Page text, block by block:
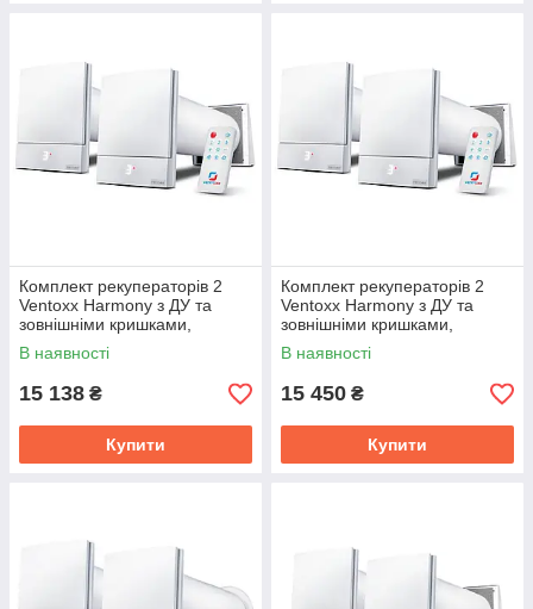
Комплект рекуператорів 2
Ventoxx Harmony з ДУ та
зовнішніми кришками,
повітропровід 0,5 м
В наявності
15 138 ₴
Купити
Комплект рекуператорів 2
Ventoxx Harmony з ДУ та
зовнішніми кришками,
повітропровід 0,75 м
В наявності
15 450 ₴
Купити